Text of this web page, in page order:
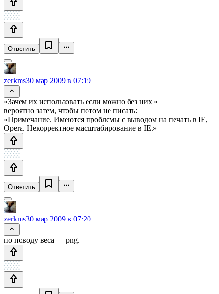
Ответить
zerkms30 мар 2009 в 07:19
«Зачем их использовать если можно без них.»
вероятно затем, чтобы потом не писать:
«Примечание. Имеются проблемы с выводом на печать в IE,
Opera. Некорректное масштабирование в IE.»
Ответить
zerkms30 мар 2009 в 07:20
по поводу веса — png.